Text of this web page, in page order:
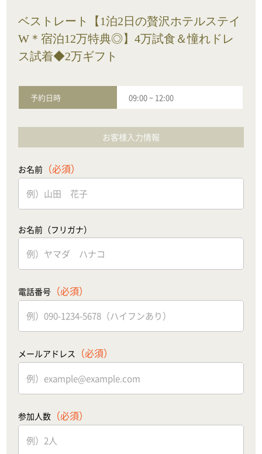
ベストレート【1泊2日の贅沢ホテルステイ
W＊宿泊12万特典◎】4万試食＆憧れドレ
ス試着◆2万ギフト
予約日時 09:00~ 12:00
お客様入力情報
お名前 （必須）
お名前（フリガナ）
電話番号 （必須）
メールアドレス （必須）
参加人数 （必須）